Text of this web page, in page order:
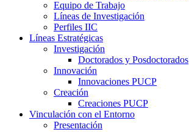
Equipo de Trabajo
Líneas de Investigación
Perfiles IIC
Líneas Estratégicas
Investigación
Doctorados y Posdoctorados
Innovación
Innovaciones PUCP
Creación
Creaciones PUCP
Vinculación con el Entorno
Presentación